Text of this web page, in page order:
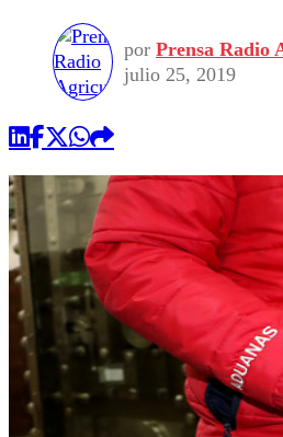
Motor
Otros Deportes
Universidad
Universidad de
Dato Practico
Política
Sustentabilidad
Vida Social
Publicaciones en
por Prensa Radio
julio 25, 2019